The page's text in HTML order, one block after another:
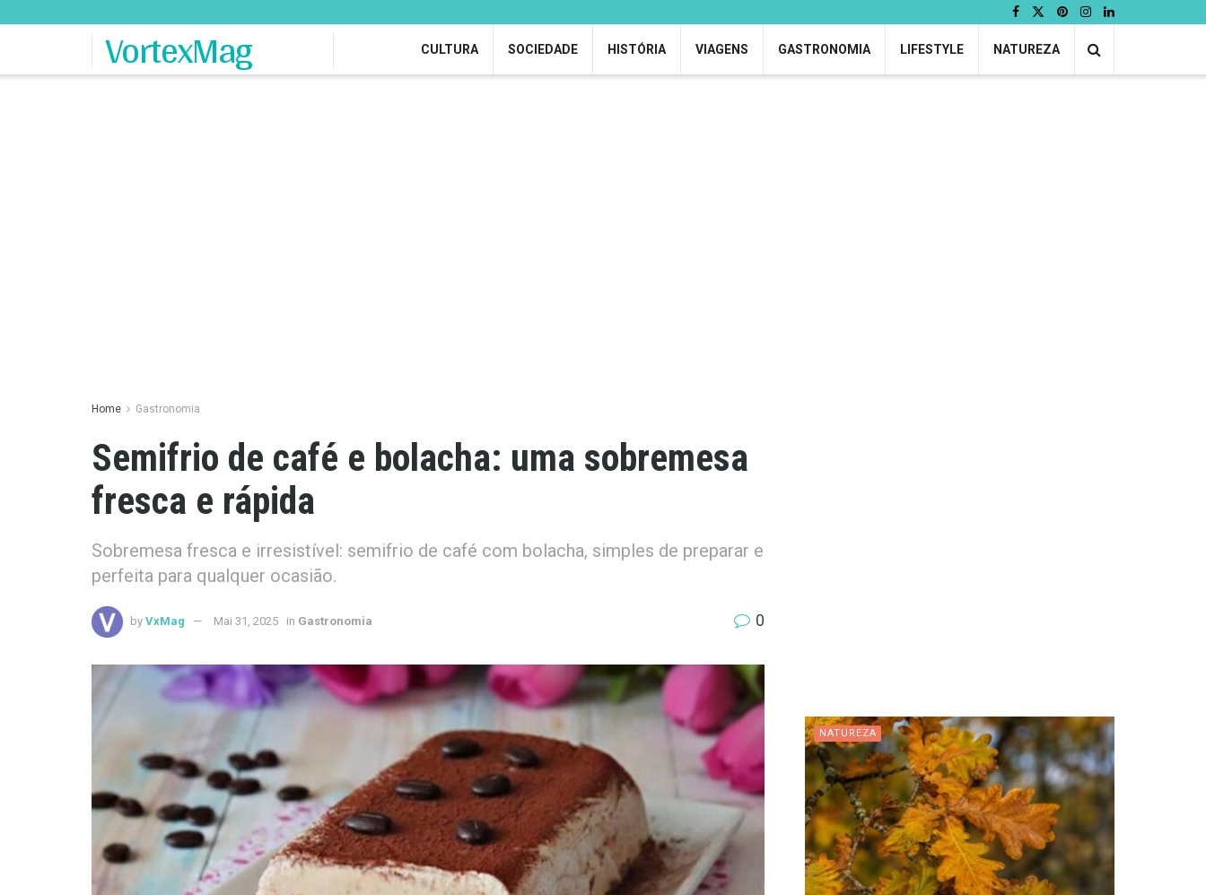
VortexMag CULTURA SOCIEDADE HISTÓRIA VIAGENS GASTRONOMIA LIFESTYLE NATUREZA
Home Gastronomia
Semifrio de café e bolacha: uma sobremesa
fresca e rápida
Sobremesa fresca e irresistível: semifrio de café com bolacha, simples de preparar e
perfeita para qualquer ocasião.
by VxMag Mai 31, 2025 in Gastronomia 0
NATUREZA